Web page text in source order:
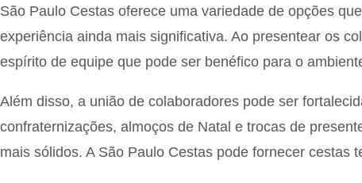
São Paulo Cestas oferece uma variedade de opções
experiência ainda mais significativa. Ao presentear os
espírito de equipe que pode ser benéfico para o
Além disso, a união de colaboradores pode ser
confraternizações, almoços de Natal e trocas de
mais sólidos. A São Paulo Cestas pode fornecer